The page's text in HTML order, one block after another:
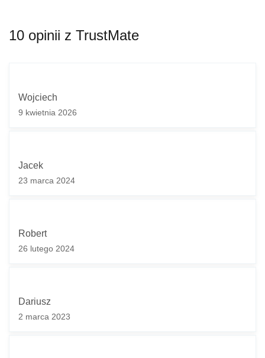
10 opinii z TrustMate
Wojciech
9 kwietnia 2026
Jacek
23 marca 2024
Robert
26 lutego 2024
Dariusz
2 marca 2023